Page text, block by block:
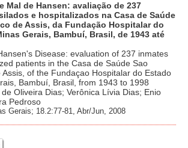
Mal de Hansen: avaliação de 237
e hospitalizados na Casa de Saúde
de Assis, da Fundação Hospitalar do
Gerais, Bambuí, Brasil, de 1943 até
Disease: evaluation of 237 inmates
patients in the Casa de Saúde Sao
Assis, of the Fundaçao Hospitalar do Estado
Bambuí, Brasil, from 1943 to 1998
Oliveira Dias; Verônica Lívia Dias; Enio
Pedroso
Gerais; 18.2:77-81, Abr/Jun, 2008